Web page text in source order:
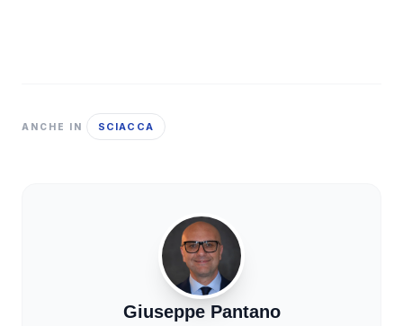
ANCHE IN SCIACCA
Giuseppe Pantano